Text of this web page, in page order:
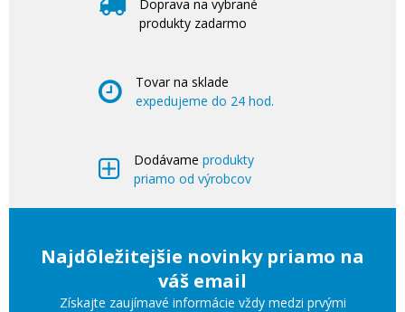
Doprava na vybrané
produkty zadarmo
Tovar na sklade
expedujeme do 24 hod.
Dodávame produkty
priamo od výrobcov
Najdôležitejšie novinky priamo na
váš email
Získajte zaujímavé informácie vždy medzi prvými